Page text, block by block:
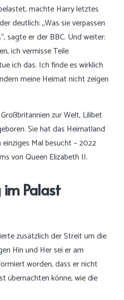
machte Harry letztes
deutlich: „Was sie verpassen
sagte er der BBC. Und weiter:
ich vermisse Teile
ich das. Ich finde es wirklich
meine Heimat nicht zeigen
zur Welt, Lilibet
Sie hat das Heimatland
Mal besucht – 2022
von Queen Elizabeth II.
Palast
zusätzlich der Streit um die
Hin und Her sei er am
worden, dass er nicht
übernachten könne, wie die